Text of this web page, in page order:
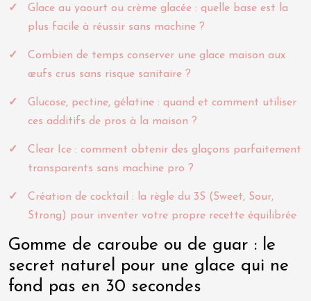
Glace au yaourt ou crème glacée : quelle base est la
plus facile à réussir sans machine ?
Combien de temps conserver une glace maison aux
œufs crus sans risque sanitaire ?
Glucose, pectine, gélatine : quand et comment utiliser
ces additifs de pros à la maison ?
Clear Ice : comment obtenir des glaçons parfaitement
transparents sans machine pro ?
Création de cocktail : la règle du 3S (Sweet, Sour,
Strong) pour inventer votre propre recette équilibrée
Gomme de caroube ou de guar : le
secret naturel pour une glace qui ne
fond pas en 30 secondes